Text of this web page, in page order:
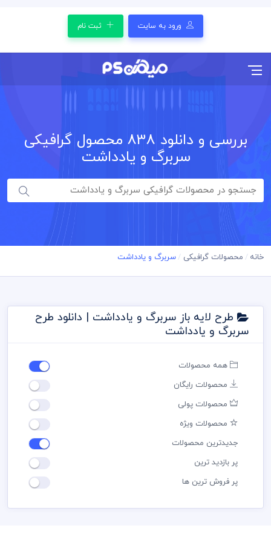
ورود به سایت ثبت نام
بررسی و دانلود 838 محصول گرافیکی
سربرگ و یادداشت
خانه محصولات گرافیکی سربرگ و یادداشت
طرح لایه باز سربرگ و یادداشت | دانلود طرح
سربرگ و یادداشت
همه محصولات
محصولات رایگان
محصولات پولی
محصولات ویژه
جدیدترین محصولات
پر بازدید ترین
پر فروش ترین ها